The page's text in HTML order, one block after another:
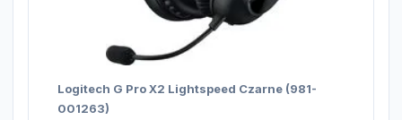
Logitech G Pro X2 Lightspeed Czarne (981-
001263)